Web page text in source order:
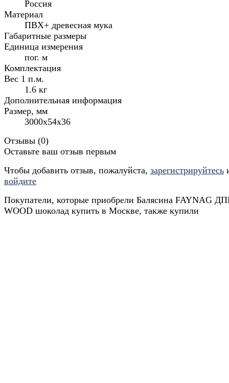
Россия
Материал
ПВХ+ древесная мука
Габаритные размеры
Единица измерения
пог. м
Комплектация
Вес 1 п.м.
1.6 кг
Дополнительная информация
Размер, мм
3000x54x36
Отзывы (0)
Оставьте ваш отзыв первым
Чтобы добавить отзыв, пожалуйста, зарегистрируйтесь
войдите
Покупатели, которые приобрели Балясина FAYNAG
WOOD шоколад купить в Москве, также купили